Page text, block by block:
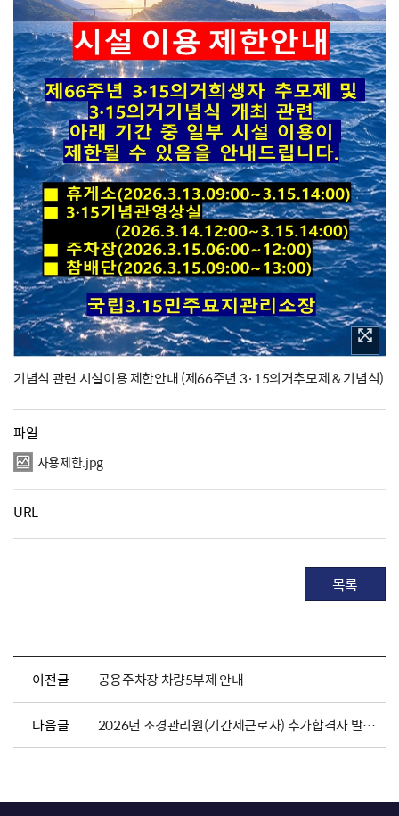
기념식 관련 시설이용 제한안내 (제66주년 3·15의거추모제 & 기념식)
파일
사용제한.jpg
URL
목록
이전글 공용주차장 차량5부제 안내
다음글 2026년 조경관리원(기간제근로자) 추가합격자 발표 및 채용서류 제출 안내